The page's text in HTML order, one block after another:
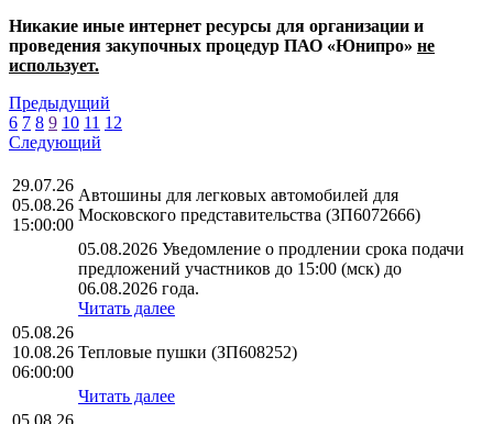
Никакие иные интернет ресурсы для организации и
проведения закупочных процедур ПАО «Юнипро» не
использует.
Предыдущий
6 7 8 9 10 11 12
Следующий
29.07.26
05.08.26
15:00:00
Автошины для легковых автомобилей для
Московского представительства (ЗП6072666)
05.08.2026 Уведомление о продлении срока подачи
предложений участников до 15:00 (мск) до
06.08.2026 года.
Читать далее
05.08.26
10.08.26
06:00:00
Тепловые пушки (ЗП608252)
Читать далее
05.08.26